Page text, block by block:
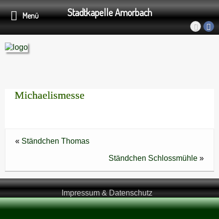
Michaelismesse
« Ständchen Thomas
Ständchen Schlossmühle »
Impressum & Datenschutz
Menü Stadtkapelle Amorbach